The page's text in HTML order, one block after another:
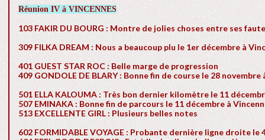
Réunion IV à VINCENNES
103 FAKIR DU BOURG : Montre de jolies choses entre ses
309 FILKA DREAM : Nous a beaucoup plu le 1er décembre à
401 GUEST STAR ROC : Belle marge de progression
409 GONDOLE DE BLARY : Bonne fin de course le 28 novembre
501 ELLA KALOUMA : Très bon dernier kilomètre le 11
507 EMINAKA : Bonne fin de parcours le 11 décembre à
513 EXCELLENTE GIRL : Plusieurs belles notes
602 FORMIDABLE VOYAGE : Probante dernière ligne droite le